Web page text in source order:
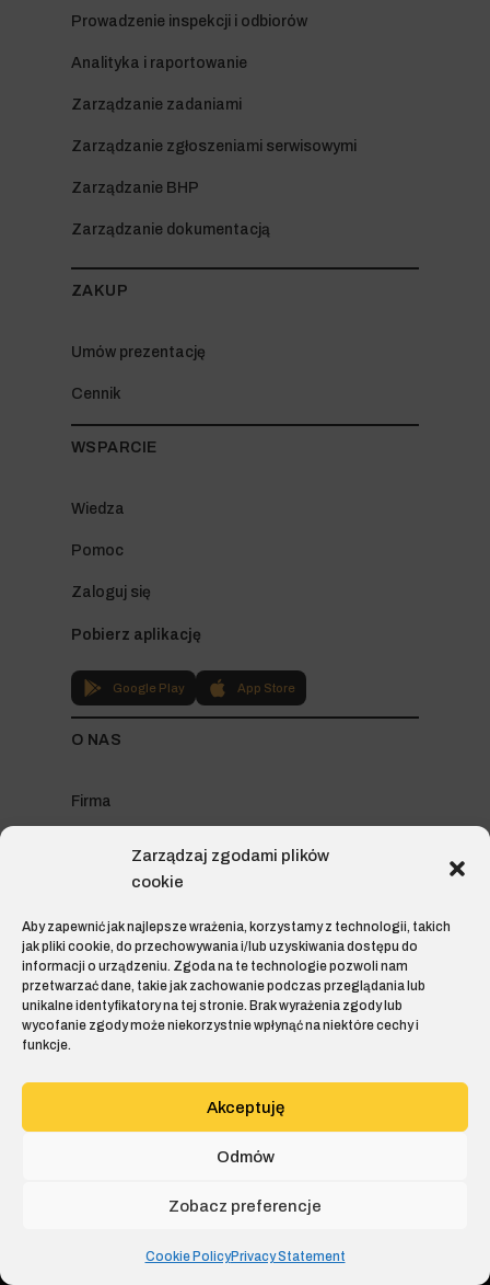
Zarządzaj zgodami plików
cookie
Aby zapewnić jak najlepsze wrażenia, korzystamy z technologii, takich
jak pliki cookie, do przechowywania i/lub uzyskiwania dostępu do
informacji o urządzeniu. Zgoda na te technologie pozwoli nam
przetwarzać dane, takie jak zachowanie podczas przeglądania lub
unikalne identyfikatory na tej stronie. Brak wyrażenia zgody lub
wycofanie zgody może niekorzystnie wpłynąć na niektóre cechy i
funkcje.
Akceptuję
Odmów
Zobacz preferencje
Cookie PolicyPrivacy Statement
Prowadzenie inspekcji i odbiorów
Analityka i raportowanie
Zarządzanie zadaniami
Zarządzanie zgłoszeniami serwisowymi
Zarządzanie BHP
Zarządzanie dokumentacją
ZAKUP
Umów prezentację
Cennik
WSPARCIE
Wiedza
Pomoc
Zaloguj się
Pobierz aplikację
Google Play App Store
O NAS
Firma
Kariera
Kontakt
Unia Europejska